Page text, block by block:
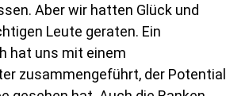
Aber wir hatten Glück und
Leute geraten. Ein
hat uns mit einem
zusammengeführt, der Potential